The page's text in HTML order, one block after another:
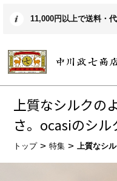
11,000円以上で送料・
上質なシルクの
さ。ocasiのシル
トップ 特集 上質なシ